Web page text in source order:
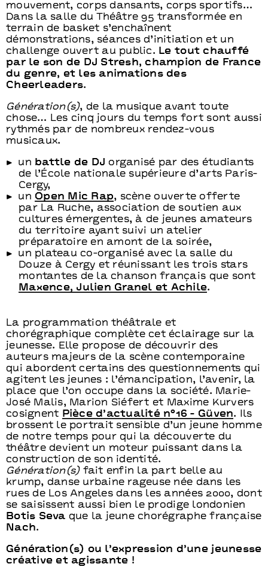
mouvement, corps dansants, corps sportifs…
Dans la salle du Théâtre 95 transformée en
terrain de basket s’enchaînent
démonstrations, séances d’initiation et un
challenge ouvert au public. Le tout chauffé
par le son de DJ Stresh, champion de France
du genre, et les animations des
Cheerleaders.
Génération(s), de la musique avant toute
chose… Les cinq jours du temps fort sont aussi
rythmés par de nombreux rendez-vous
musicaux.
un battle de DJ organisé par des étudiants
de l’École nationale supérieure d’arts Paris-
Cergy,
un Open Mic Rap, scène ouverte offerte
par La Ruche, association de soutien aux
cultures émergentes, à de jeunes amateurs
du territoire ayant suivi un atelier
préparatoire en amont de la soirée,
un plateau co-organisé avec la salle du
Douze à Cergy et réunissant les trois stars
montantes de la chanson français que sont
Maxence, Julien Granel et Achile.
La programmation théâtrale et
chorégraphique complète cet éclairage sur la
jeunesse. Elle propose de découvrir des
auteurs majeurs de la scène contemporaine
qui abordent certains des questionnements qui
agitent les jeunes : l’émancipation, l’avenir, la
place que l’on occupe dans la société. Marie-
José Malis, Marion Siéfert et Maxime Kurvers
cosignent Pièce d’actualité n°16 - Güven. Ils
brossent le portrait sensible d’un jeune homme
de notre temps pour qui la découverte du
théâtre devient un moteur puissant dans la
construction de son identité.
Génération(s)fait enfin la part belle au
krump, danse urbaine rageuse née dans les
rues de Los Angeles dans les années 2000, dont
se saisissent aussi bien le prodige londonien
Botis Seva que la jeune chorégraphe française
Nach.
Génération(s) ou l’expression d’une jeunesse
créative et agissante !